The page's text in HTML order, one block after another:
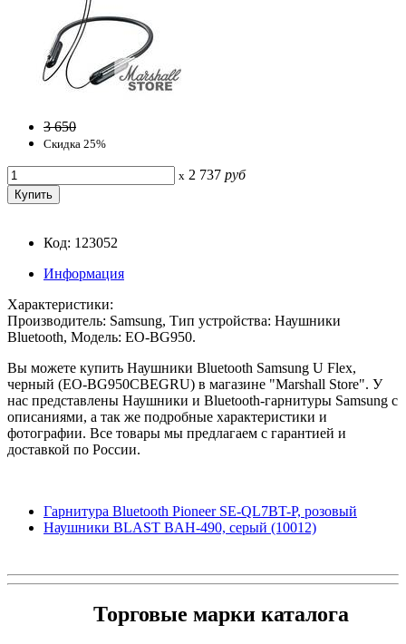
3 650
Скидка 25%
x 2 737 руб
Код: 123052
Информация
Характеристики:
Производитель: Samsung, Тип устройства: Наушники
Bluetooth, Модель: EO-BG950.
Вы можете купить Наушники Bluetooth Samsung U Flex,
черный (EO-BG950CBEGRU) в магазине "Marshall Store". У
нас представлены Наушники и Bluetooth-гарнитуры Samsung с
описаниями, а так же подробные характеристики и
фотографии. Все товары мы предлагаем с гарантией и
доставкой по России.
Гарнитура Bluetooth Pioneer SE-QL7BT-P, розовый
Наушники BLAST BAH-490, серый (10012)
Торговые марки каталога